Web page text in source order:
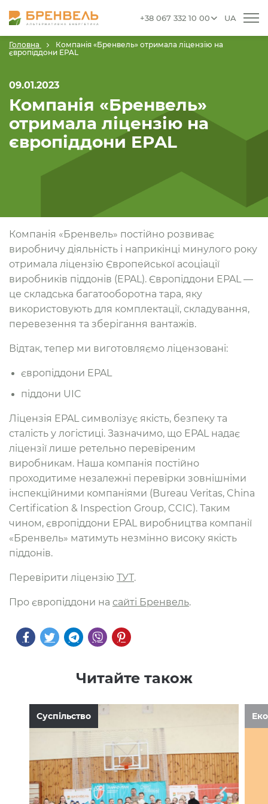
+38 067 332 10 00 UA
Головна
Компанія «Бренвель» отримала ліцензію на
європіддони EPAL
09.01.2023
Компанія «Бренвель»
отримала ліцензію на
європіддони EPAL
Компанія «Бренвель» постійно розвиває
виробничу діяльність і наприкінці минулого року
отримала ліцензію Європейської асоціації
виробників піддонів (EPAL). Європіддони EPAL —
це складська багатооборотна тара, яку
використовують для комплектації, складування,
перевезення та зберігання вантажів.
Відтак, тепер ми виготовляємо ліцензовані:
європіддони EPAL
піддони UIC
Ліцензія EPAL символізує якість, безпеку та
сталість у логістиці. Зазначимо, що EPAL надає
ліцензії лише ретельно перевіреним
виробникам. Наша компанія постійно
проходитиме незалежні перевірки зовнішніми
інспекційними компаніями (Bureau Veritas, China
Certification & Inspection Group, CCIC). Таким
чином, європіддони EPAL виробництва компанії
«Бренвель» матимуть незмінно високу якість
піддонів.
Перевірити ліцензію ТУТ.
Про європіддони на сайті Бренвель.
Читайте також
Суспільство